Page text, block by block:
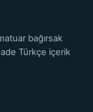
bağırsak
Türkçe içerik